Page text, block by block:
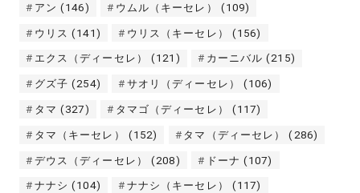
アン (146) ウムル（キーセレ） (109)
ウリス (141) ウリス（キーセレ） (156)
エクス（ディーセレ） (121) カーニバル (215)
グズ子 (254) サオリ（ディーセレ） (106)
タマ (327) タマゴ（ディーセレ） (117)
タマ（キーセレ） (152) タマ（ディーセレ） (286)
デウス（ディーセレ） (208) ドーナ (107)
ナナシ (104) ナナシ（キーセレ） (117)